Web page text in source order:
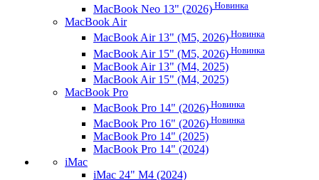
MacBook Neo 13" (2026) Новинка
MacBook Air
MacBook Air 13" (M5, 2026) Новинка
MacBook Air 15" (M5, 2026) Новинка
MacBook Air 13" (M4, 2025)
MacBook Air 15" (M4, 2025)
MacBook Pro
MacBook Pro 14" (2026) Новинка
MacBook Pro 16" (2026) Новинка
MacBook Pro 14" (2025)
MacBook Pro 14" (2024)
iMac
iMac 24" M4 (2024)